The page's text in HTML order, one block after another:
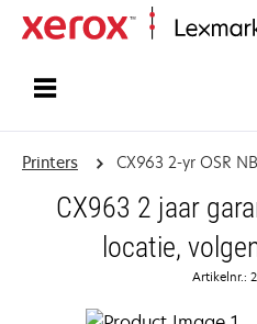
Printers CX963 2-yr OSR
CX963 2 jaar
locatie,
Artikelnr.: